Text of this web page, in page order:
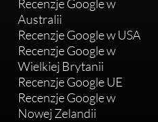
Recenzje Google w
Australii
Recenzje Google w USA
Recenzje Google w
Wielkiej Brytanii
Recenzje Google UE
Recenzje Google w
Nowej Zelandii